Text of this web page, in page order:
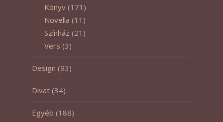
Könyv (171)
Novella (11)
Színház (21)
Vers (3)
Design (93)
Divat (34)
Egyéb (188)